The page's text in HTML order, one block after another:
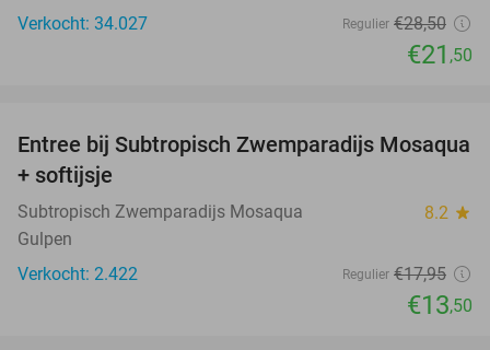
Verkocht: 34.027
Regulier €28,50
€21 ,50
25%
Entree bij Subtropisch Zwemparadijs Mosaqua
+ softijsje
Subtropisch Zwemparadijs Mosaqua 8.2 star
Gulpen
Verkocht: 2.422
Regulier €17,95
€13,50